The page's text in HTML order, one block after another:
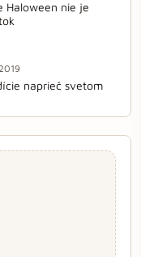
Haloween nie je
naprieč svetom